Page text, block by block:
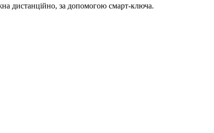
дистанційно, за допомогою смарт-ключа.